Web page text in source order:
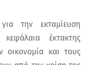
την εκταμίευση
έκτακτης
οικονομία και τους